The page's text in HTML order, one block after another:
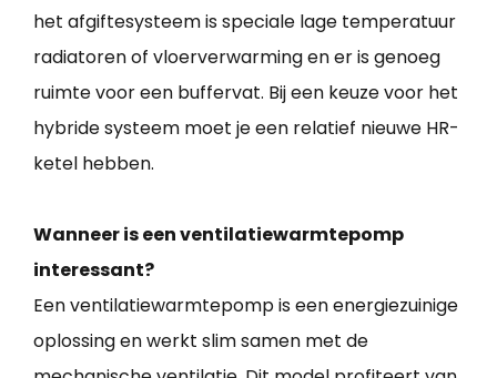
het afgiftesysteem is speciale lage temperatuur
radiatoren of vloerverwarming en er is genoeg
ruimte voor een buffervat. Bij een keuze voor het
hybride systeem moet je een relatief nieuwe HR-
ketel hebben.
Wanneer is een ventilatiewarmtepomp
interessant?
Een ventilatiewarmtepomp is een energiezuinige
oplossing en werkt slim samen met de